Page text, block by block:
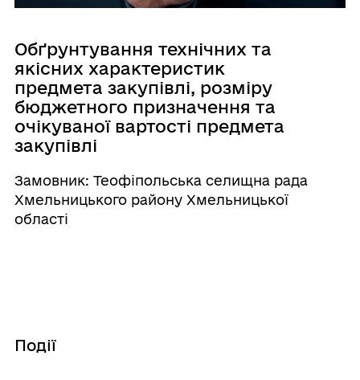
Обґрунтування технічних та
якісних характеристик
предмета закупівлі, розміру
бюджетного призначення та
очікуваної вартості предмета
закупівлі
Замовник: Теофіпольська селищна рада
Хмельницького району Хмельницької
області
Події